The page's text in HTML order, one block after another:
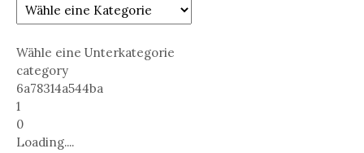
Wähle eine Unterkategorie
category
6a78314a544ba
1
0
Loading....